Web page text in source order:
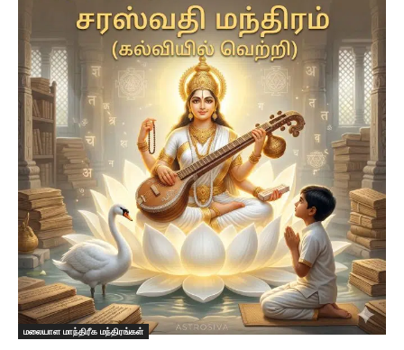
மலையாள மாந்திரீக மந்திரங்கள்